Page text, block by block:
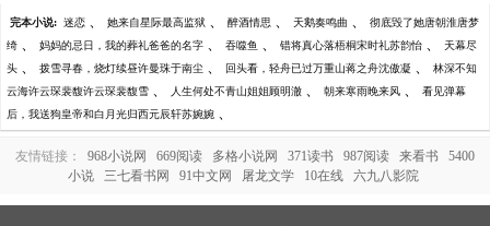
完本小说: 迷恋 、 她来自星际最高监狱 、 醉酒情思 、 天鹅奏鸣曲 、 彻底毁了她唐朝淮唐梦
绮 、 妈妈的忌日，我的葬礼爸爸的名字 、 吞噬鱼 、 错将真心落梧桐宋时礼苏韵怡 、 天幕尽
头 、 拨雪寻春，烧灯续昼许曼珠于南尘 、 回头看，轻舟已过万重山蒋之舟沈傲凝 、 林深不知
云海许云琛裴馥许云琛裴馥雪 、 人生何处不青山姐姐顾明澈 、 朝来寒雨晚来风 、 看见弹幕
后，我送狗皇帝和白月光归西元辰轩苏婉婉 、
友情链接： 968小说网 669阅读 多格小说网 371读书 987阅读 来看书
5400
小说
三七看书网 91中文网 屠龙文学 10在线 六九八影院